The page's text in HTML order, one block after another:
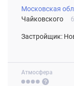
Атмосфера
Московская
Чайковского
Застройщик: